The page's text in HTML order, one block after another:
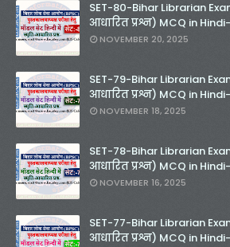
SET-80-Bihar Librarian
आधारित प्रश्न) MCQ in
NOVEMBER 20, 2025
SET-79-Bihar Librarian
आधारित प्रश्न) MCQ in
NOVEMBER 18, 2025
SET-78-Bihar Librarian
आधारित प्रश्न) MCQ in
NOVEMBER 16, 2025
SET-77-Bihar Librarian
आधारित प्रश्न) MCQ in